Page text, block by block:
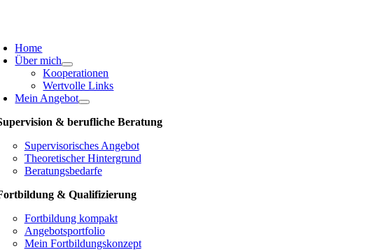
Home
Über mich
Kooperationen
Wertvolle Links
Mein Angebot
& berufliche Beratung
Supervisorisches Angebot
Theoretischer Hintergrund
Beratungsbedarfe
& Qualifizierung
Fortbildung kompakt
Angebotsportfolio
Mein Fortbildungskonzept